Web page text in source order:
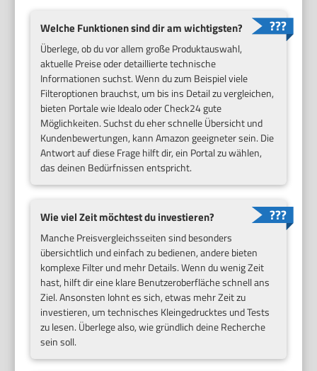
Welche Funktionen sind dir am wichtigsten?
Überlege, ob du vor allem große Produktauswahl,
aktuelle Preise oder detaillierte technische
Informationen suchst. Wenn du zum Beispiel viele
Filteroptionen brauchst, um bis ins Detail zu vergleichen,
bieten Portale wie Idealo oder Check24 gute
Möglichkeiten. Suchst du eher schnelle Übersicht und
Kundenbewertungen, kann Amazon geeigneter sein. Die
Antwort auf diese Frage hilft dir, ein Portal zu wählen,
das deinen Bedürfnissen entspricht.
Wie viel Zeit möchtest du investieren?
Manche Preisvergleichsseiten sind besonders
übersichtlich und einfach zu bedienen, andere bieten
komplexe Filter und mehr Details. Wenn du wenig Zeit
hast, hilft dir eine klare Benutzeroberfläche schnell ans
Ziel. Ansonsten lohnt es sich, etwas mehr Zeit zu
investieren, um technisches Kleingedrucktes und Tests
zu lesen. Überlege also, wie gründlich deine Recherche
sein soll.